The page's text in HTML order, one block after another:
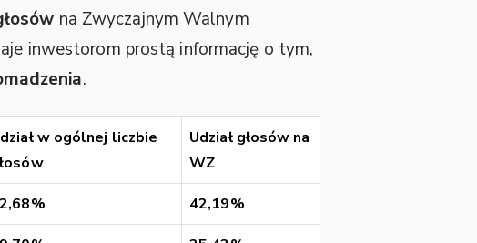
na Zwyczajnym Walnym
inwestorom prostą informację o tym,
.
w ogólnej liczbie
Udział głosów na
WZ
42,19%